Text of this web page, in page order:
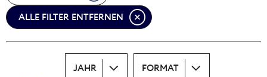
Print
ALLE FILTER ENTFERNEN
JAHR FORMAT